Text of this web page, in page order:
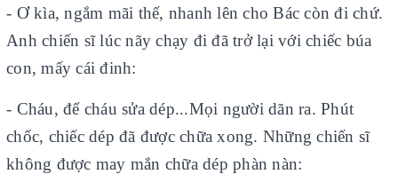
- Ơ kìa, ngắm mãi thế, nhanh lên cho Bác còn đi chứ.
Anh chiến sĩ lúc nãy chạy đi đã trở lại với chiếc búa
con, mấy cái đinh:
- Cháu, để cháu sửa dép...Mọi người dãn ra. Phút
chốc, chiếc dép đã được chữa xong. Những chiến sĩ
không được may mắn chữa dép phàn nàn: